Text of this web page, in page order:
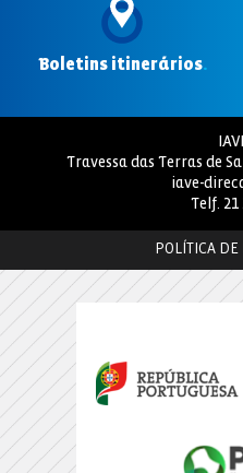
Boletins itinerários.
Travessa das Terras de
iave-
Telf. 21
POLÍTICA